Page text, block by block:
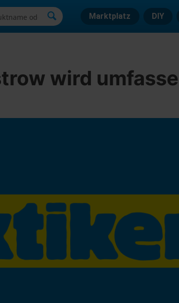
Marktplatz DIY
wird